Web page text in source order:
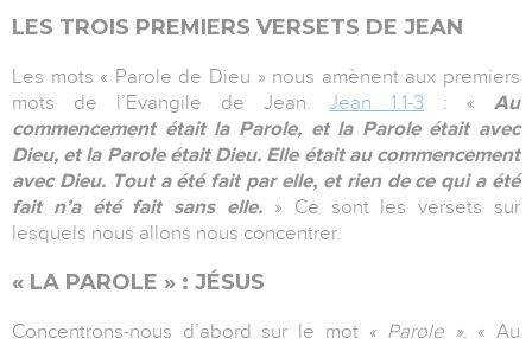
LES TROIS PREMIERS VERSETS DE JEAN
Les mots « Parole de Dieu » nous amènent aux premiers
mots de l’Evangile de Jean.Jean 1.1-3 : «Au
commencement était la Parole, et la Parole était avec
Dieu, et la Parole était Dieu. Elle était au commencement
avec Dieu. Tout a été fait par elle, et rien de ce qui a été
fait n’a été fait sans elle. » Ce sont les versets sur
lesquels nous allons nous concentrer.
« LA PAROLE » : JÉSUS
Concentrons-nous d’abord sur le mot « Parole ». « Au